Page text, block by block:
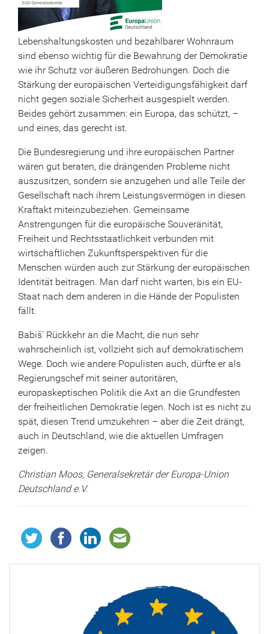
Lebenshaltungskosten und bezahlbarer Wohnraum
sind ebenso wichtig für die Bewahrung der Demokratie
wie ihr Schutz vor äußeren Bedrohungen. Doch die
Stärkung der europäischen Verteidigungsfähigkeit darf
nicht gegen soziale Sicherheit ausgespielt werden.
Beides gehört zusammen: ein Europa, das schützt, –
und eines, das gerecht ist.
Die Bundesregierung und ihre europäischen Partner
wären gut beraten, die drängenden Probleme nicht
auszusitzen, sondern sie anzugehen und alle Teile der
Gesellschaft nach ihrem Leistungsvermögen in diesen
Kraftakt miteinzubeziehen. Gemeinsame
Anstrengungen für die europäische Souveränität,
Freiheit und Rechtsstaatlichkeit verbunden mit
wirtschaftlichen Zukunftsperspektiven für die
Menschen würden auch zur Stärkung der europäischen
Identität beitragen. Man darf nicht warten, bis ein EU-
Staat nach dem anderen in die Hände der Populisten
fällt.
Babiš’ Rückkehr an die Macht, die nun sehr
wahrscheinlich ist, vollzieht sich auf demokratischem
Wege. Doch wie andere Populisten auch, dürfte er als
Regierungschef mit seiner autoritären,
europaskeptischen Politik die Axt an die Grundfesten
der freiheitlichen Demokratie legen. Noch ist es nicht zu
spät, diesen Trend umzukehren – aber die Zeit drängt,
auch in Deutschland, wie die aktuellen Umfragen
zeigen.
Christian Moos, Generalsekretär der Europa-Union
Deutschland e.V.